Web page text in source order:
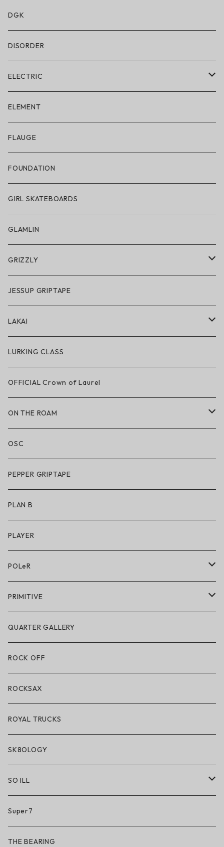
水着/スイムウェア
DGK
DISORDER
ELECTRIC
ELECTRIC × ON THE ROAM
アパレル
帽子
サングラス
スノーゴーグル
アクセサリー・小物
ELEMENT
FLAUGE
FOUNDATION
GIRL SKATEBOARDS
GLAMLIN
GRIZZLY
GRIZZLY × POLeR
アパレル
ハードグッズ
JESSUP GRIPTAPE
LAKAI
LAKAI × POLeR
LAKAI × CHOCOLATE
LAKAI × RIPNDIP
シューズ
アパレル
アクセサリー
キッズシューズ
LURKING CLASS
OFFICIAL Crown of Laurel
ON THE ROAM
アパレル
サングラス
アンダーウェア
シューズ
アクセサリー・小物
OSC
PEPPER GRIPTAPE
PLAN B
PLAYER
POLeR
POLeR × GRIZZLY
POLeR × LAKAI
アパレル
アクセサリー・小物
PRIMITIVE
アパレル
ハードグッズ
QUARTER GALLERY
ROCK OFF
ROCKSAX
ROYAL TRUCKS
SK8OLOGY
SO ILL
So iLL
So iLL × ON THE ROAM
Super7
THE BEARING